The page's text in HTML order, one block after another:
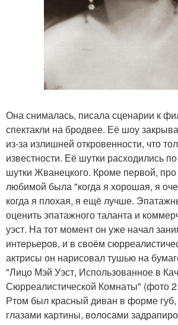
Она снималась, писала сценарии к
спектакли на бродвее. Её шоу
из-за излишней откровенности, что
известности. Её шутки расходились
шутки Жванецкого. Кроме первой, про
любимой была "когда я хорошая, я
когда я плохая, я ещё лучше.
оценить эпатажного таланта и
уэст. На тот момент он уже начал
интерьеров, и в своём
актрисы он нарисовал тушью на
"Лицо Мэй Уэст, Использованное в
Сюрреалистической Комнаты" (фото 2.
Ртом был красный диван в форме
глазами картины, волосами